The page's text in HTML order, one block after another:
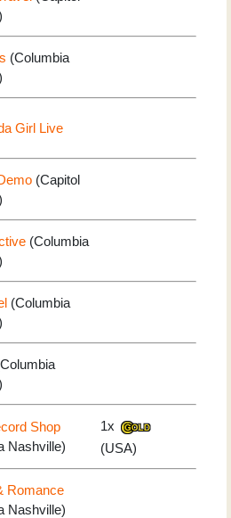
(Columbia
Girl Live
(Capitol
(Columbia
(Columbia
Shop
Nashville)
1x
(USA)
Romance
Nashville)